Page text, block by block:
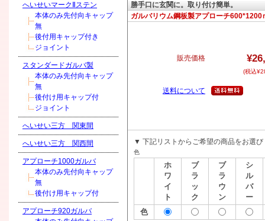
へいせいマークⅡステン
本体のみ先付向キャップ
無
後付用キャップ付き
ジョイント
スタンダードガルバ製
本体のみ先付向キャップ
無
後付け用キャップ付
ジョイント
へいせい三方 関東間
へいせい三方 関西間
アプローチ1000ガルバ
本体のみ先付向キャップ
無
後付け用キャップ付
アプローチ920ガルバ
勝手口に玄関に。取り付け簡単。
ガルバリウム鋼板製アプローチ600*1200
販売価格
(税込
送料について
▼ 下記リストからご希望の商品をお選び
色
ホ
ワ
イ
ト
ブ
ラ
ッ
ク
ブ
ラ
ウ
ン
シ
ル
バ
ー
色